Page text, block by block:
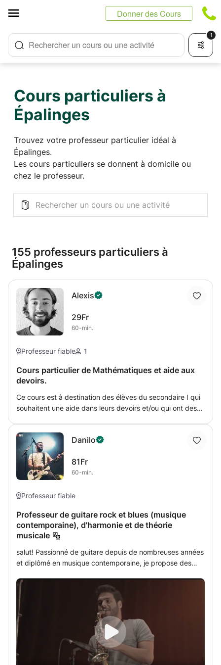
Donner des Cours
Rechercher un cours ou une activité
1
Cours particuliers à
Épalinges
Trouvez votre professeur particulier idéal à
Épalinges.
Les cours particuliers se donnent à domicile ou
chez le professeur.
155 professeurs particuliers à
Épalinges
Alexis
29Fr
60-min.
Professeur fiable 1
Cours particulier de Mathématiques et aide aux
devoirs.
Ce cours est à destination des élèves du secondaire I qui
souhaitent une aide dans leurs devoirs et/ou qui ont des
mon but est de faire progresser l'élève et le rendre plus
confiant en ses capacités. J'aime transmettre et j'ai de
l'expérience dans l'accompagnement éducatif des
adolescents et le soutien scolaire.
Danilo
81Fr
60-min.
Professeur fiable
Professeur de guitare rock et blues (musique
contemporaine), d'harmonie et de théorie
musicale
salut! Passionné de guitare depuis de nombreuses années
et diplômé en musique contemporaine, je propose des
ainsi que d'harmonie et de théorie musicale. Mon
approche se veut simple, ludique et complète. Que vous
soyez débutant ou musicien confirmé souhaitant
approfondir vos connaissances, je m'adapte à votre
rythme et à vos goûts musicaux (rock, blues, hard rock,
pop, etc.). Le programme comprend : Apprendre les
chansons que vous aimez dès les premières leçons.
Maîtriser les techniques fondamentales (accords, rythme,